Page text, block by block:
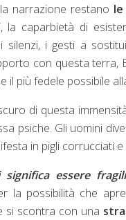
narrazione restano
la caparbietà di
i silenzi, i gesti a
con questa terra,
il più fedele possibile
di questa
psiche. Gli uomini
in pigli corrucciati
significa essere
la possibilità che
si scontra con una